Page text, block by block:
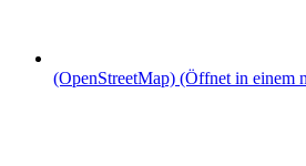
(OpenStreetMap) (Öffnet in einem